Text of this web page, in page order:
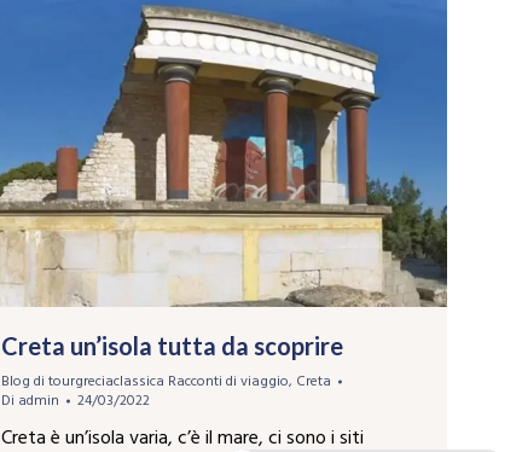
Creta un’isola tutta da scoprire
Blog di tourgreciaclassica Racconti di viaggio, Creta
Di admin 24/03/2022
Creta è un’isola varia, c’è il mare, ci sono i siti